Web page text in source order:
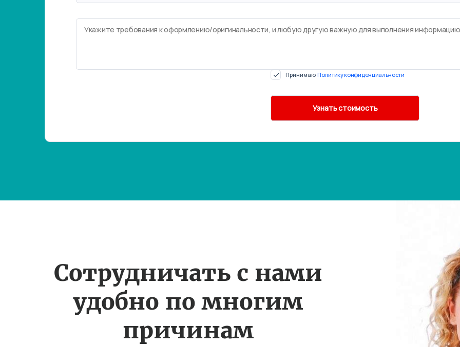
Принимаю Политику конфиденциальности
Сотрудничать с нами
удобно по многим
причинам